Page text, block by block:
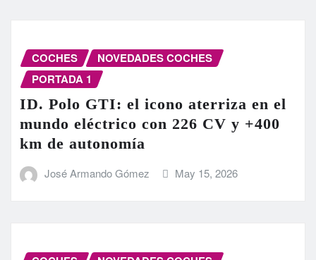
COCHES
NOVEDADES COCHES
PORTADA 1
ID. Polo GTI: el icono aterriza en el
mundo eléctrico con 226 CV y +400
km de autonomía
José Armando Gómez May 15, 2026